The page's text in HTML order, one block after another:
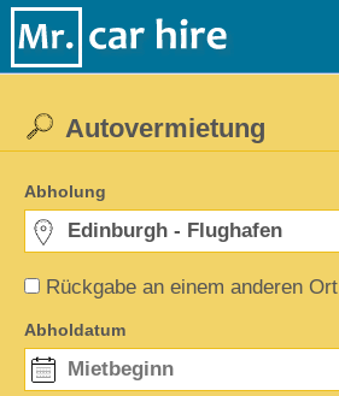
Rückgabe an einem anderen Ort
Autovermietung
Abholung
Abholdatum